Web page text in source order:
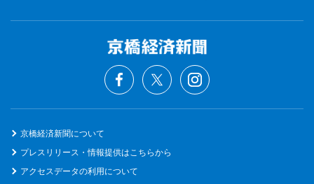
京橋経済新聞について
プレスリリース・情報提供はこちらから
アクセスデータの利用について